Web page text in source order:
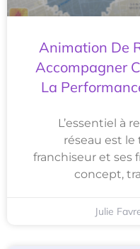
Animation De
Accompagner
La
L’essentiel à
réseau est le
franchiseur et ses
concept,
Julie